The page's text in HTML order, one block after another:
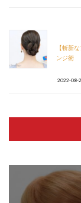
【斬新
ンジ術
2022-08-